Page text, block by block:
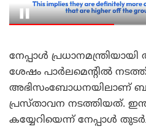
നേപ്പാൾ
ശേഷം പാർലമെന്റിൽ
അഭിസംബോധനയിലാണ്
പ്രസ്താവന നടത്തിയത്. ഇന്ത്യ
കയ്യേറിയെന്ന് നേപ്പാൾ